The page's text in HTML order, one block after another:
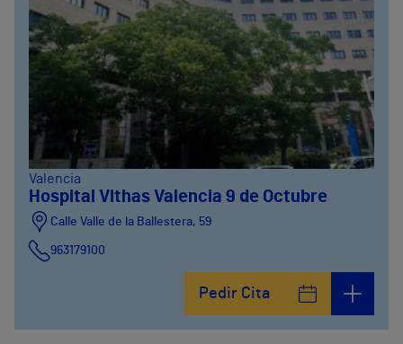
Valencia
Hospital Vithas Valencia 9 de Octubre
Calle Valle de la Ballestera, 59
963179100
Pedir Cita